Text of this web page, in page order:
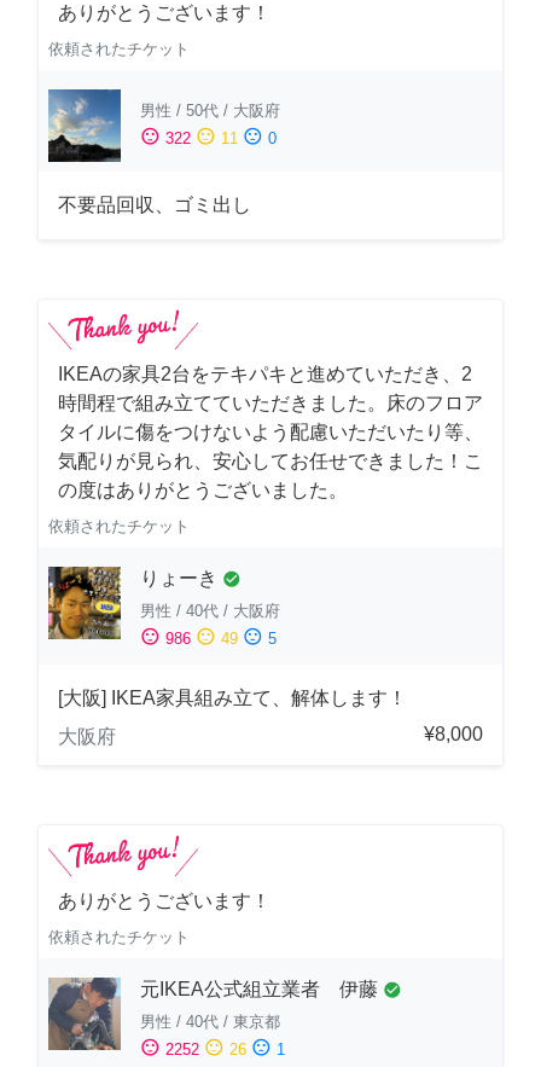
ありがとうございます！
依頼されたチケット
男性 / 50代 / 大阪府
sentiment_satisfied 322 sentiment_neutral 11 sentiment_dissatisfied 0
不要品回収、ゴミ出し
IKEAの家具2台をテキパキと進めていただき、2
時間程で組み立てていただきました。床のフロア
タイルに傷をつけないよう配慮いただいたり等、
気配りが見られ、安心してお任せできました！こ
の度はありがとうございました。
依頼されたチケット
りょーき check_circle
男性 / 40代 / 大阪府
sentiment_satisfied 986 sentiment_neutral 49 sentiment_dissatisfied 5
[大阪] IKEA家具組み立て、解体します！
大阪府
¥8,000
ありがとうございます！
依頼されたチケット
元IKEA公式組立業者 伊藤 check_circle
男性 / 40代 / 東京都
sentiment_satisfied 2252 sentiment_neutral 26 sentiment_dissatisfied 1